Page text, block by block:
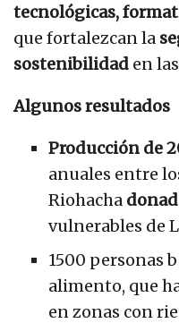
tecnológicas,
que fortalezcan la
sostenibilidad en
Algunos resultados
Producción de
anuales entre
Riohacha
vulnerables de
1500 personas
alimento, que
en zonas con